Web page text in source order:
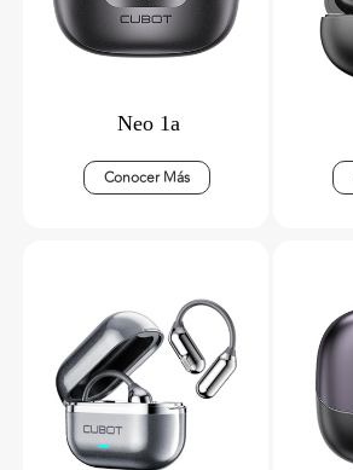
Neo 1a
Conocer Más